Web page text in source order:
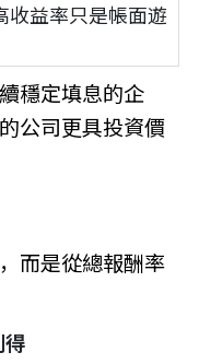
收益率只是帳面遊
穩定填息的企
公司更具投資價
而是從總報酬率